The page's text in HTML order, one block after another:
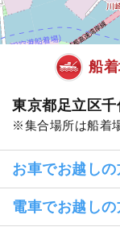
船
東京都足立区
集合場所は船着
お車でお越しの
電車でお越しの